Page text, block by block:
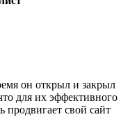
он открыл и закрыл
для их эффективного
продвигает свой сайт